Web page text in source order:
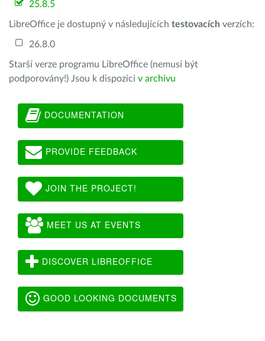
25.8.5
LibreOffice je dostupný v následujících testovacích verzích:
26.8.0
Starší verze programu LibreOffice (nemusí být
podporovány!) Jsou k dispozici v archivu
DOCUMENTATION
PROVIDE FEEDBACK
JOIN THE PROJECT!
MEET US AT EVENTS
DISCOVER LIBREOFFICE
GOOD LOOKING DOCUMENTS